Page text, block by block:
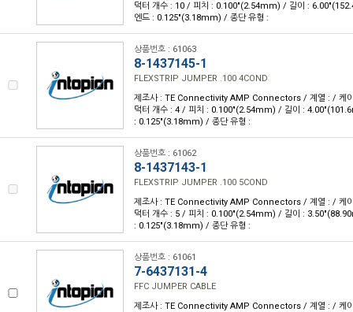
덕터 개수 : 10 / 피치 : 0.100"(2.54mm) / 길이 :
엔드 : 0.125"(3.18mm) / 종단 유형 :
상품번호 : 61063
8-1437145-1
FLEXSTRIP JUMPER .100 4COND
제조사 : TE Connectivity AMP Connectors / 계열 : / 케
덕터 개수 : 4 / 피치 : 0.100"(2.54mm) / 길이 :
: 0.125"(3.18mm) / 종단 유형 :
상품번호 : 61062
8-1437143-1
FLEXSTRIP JUMPER .100 5COND
제조사 : TE Connectivity AMP Connectors / 계열 : / 케
덕터 개수 : 5 / 피치 : 0.100"(2.54mm) / 길이 :
: 0.125"(3.18mm) / 종단 유형 :
상품번호 : 61061
7-6437131-4
FFC JUMPER CABLE
제조사 : TE Connectivity AMP Connectors / 계열 : / 케